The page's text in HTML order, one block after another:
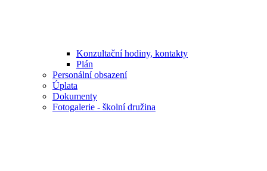
Konzultační hodiny, kontakty
Plán
Personální obsazení
Úplata
Dokumenty
Fotogalerie - školní družina